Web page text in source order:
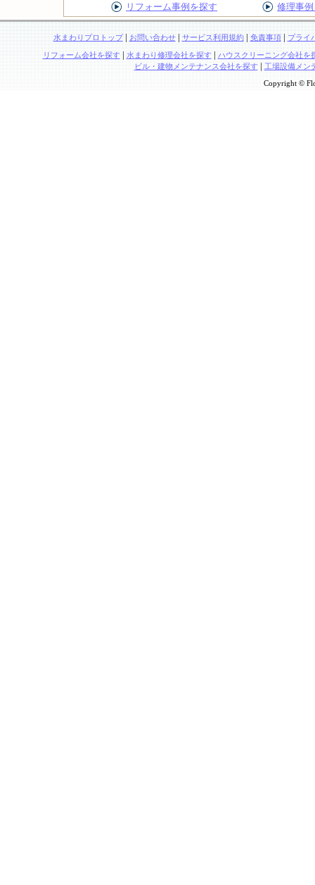
リフォーム事例を探す 修理事
水まわりプロトップ| お問い合わせ| サービス利用規約| 免責事項| プライ
リフォーム会社を探す | 水まわり修理会社を探す | ハウスクリーニング会社を
ビル・建物メンテナンス会社を探す| 工場設備メン
Copyright ©